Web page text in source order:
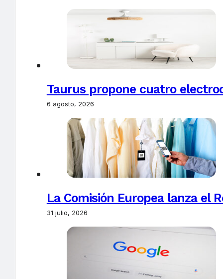
Taurus propone cuatro
6 agosto, 2026
La Comisión Europea lanza el
31 julio, 2026